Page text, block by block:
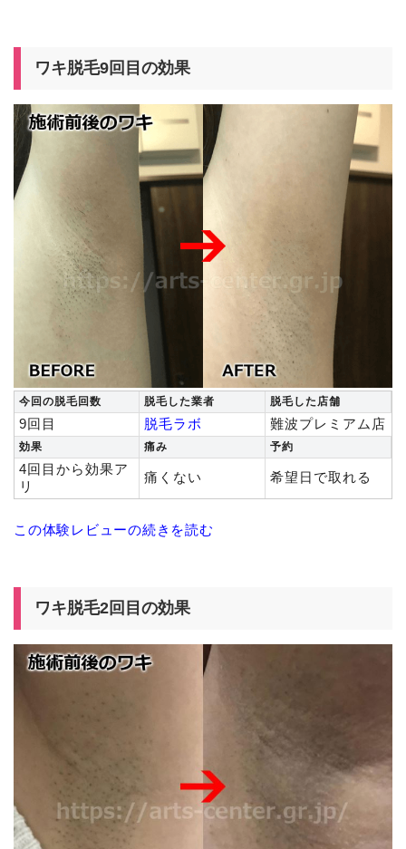
ワキ脱毛9回目の効果
今回の脱毛回数 脱毛した業者 脱毛した店舗
9回目 脱毛ラボ 難波プレミアム店
効果 痛み 予約
4回目から効果ア
リ
痛くない 希望日で取れる
この体験レビューの続きを読む
ワキ脱毛2回目の効果